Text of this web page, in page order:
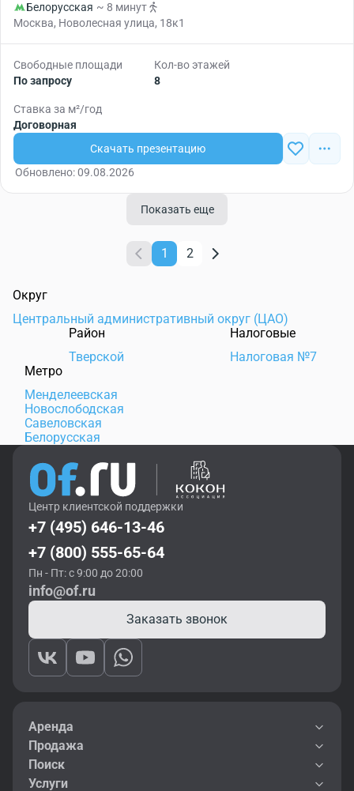
Белорусская ~ 8 минут
Москва, Новолесная улица, 18к1
Свободные площади
По запросу
Кол-во этажей
8
Ставка за м²/год
Договорная
Скачать презентацию
Обновлено: 09.08.2026
Показать еще
1 2
Округ
Центральный административный округ (ЦАО)
Район
Тверской
Налоговые
Налоговая №7
Метро
Менделеевская
Новослободская
Савеловская
Белорусская
Центр клиентской поддержки
+7 (495) 646-13-46
+7 (800) 555-65-64
Пн - Пт: с 9:00 до 20:00
info@of.ru
Заказать звонок
Аренда
Продажа
Поиск
Услуги